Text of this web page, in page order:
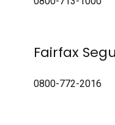
Fairfax
0800-772-2016